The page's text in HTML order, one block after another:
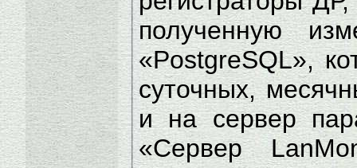
полученную
«PostgreSQL»,
суточных,
и на сервер
«Сервер